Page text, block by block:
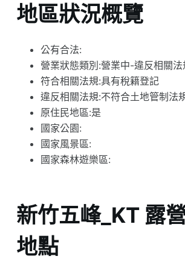
地區狀況概覽
公有合法:
營業狀態類別:營業中-違反相關法
符合相關法規:具有稅籍登記
違反相關法規:不符合土地管制法
原住民地區:是
國家公園:
國家風景區:
國家森林遊樂區:
新竹五峰_KT 露
地點